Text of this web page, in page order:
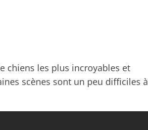
chiens les plus incroyables et
scènes sont un peu difficiles à